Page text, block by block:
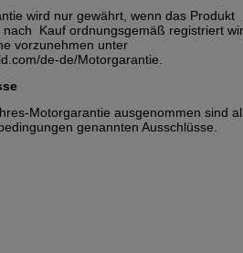
wird nur gewährt, wenn das Produkt
nach Kauf ordnungsgemäß registriert
vorzunehmen unter
de-de/Motorgarantie.
Motorgarantie ausgenommen sind
genannten Ausschlüsse.